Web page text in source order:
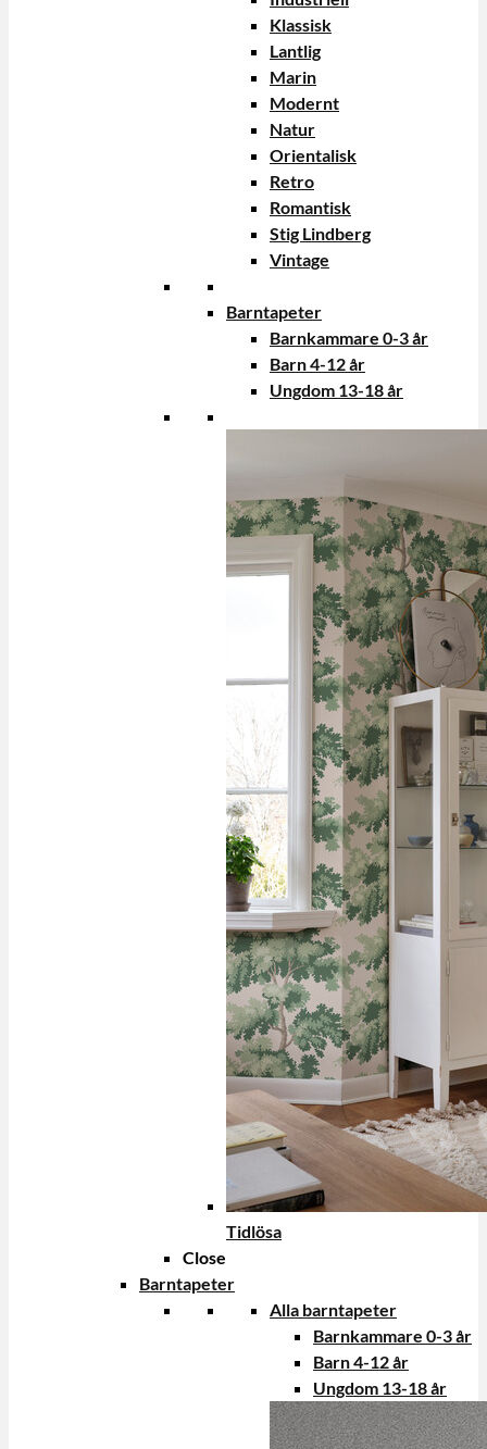
Klassisk
Lantlig
Marin
Modernt
Natur
Orientalisk
Retro
Romantisk
Stig Lindberg
Vintage
Barntapeter
Barnkammare 0-3 år
Barn 4-12 år
Ungdom 13-18 år
Tidlösa
Close
Barntapeter
Alla barntapeter
Barnkammare 0-3 år
Barn 4-12 år
Ungdom 13-18 år